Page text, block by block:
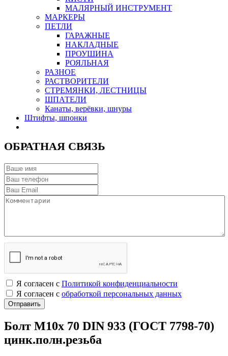
МАЛЯРНЫЙ ИНСТРУМЕНТ
МАРКЕРЫ
ПЕТЛИ
ГАРАЖНЫЕ
НАКЛАДНЫЕ
ПРОУШИНА
РОЯЛЬНАЯ
РАЗНОЕ
РАСТВОРИТЕЛИ
СТРЕМЯНКИ, ЛЕСТНИЦЫ
ШПАТЕЛИ
Канаты, верёвки, шнуры
Штифты, шпонки
ОБРАТНАЯ СВЯЗЬ
Я согласен с Политикой конфиденциальности
Я согласен с обработкой персональных данных
Болт М10х 70 DIN 933 (ГОСТ 7798-70)
цинк.полн.резьба